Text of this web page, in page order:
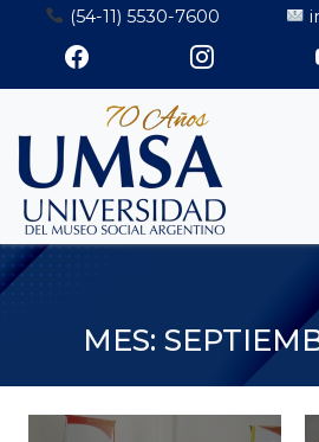
Saltar
contenido
(54-11) 5530-7600
MES: